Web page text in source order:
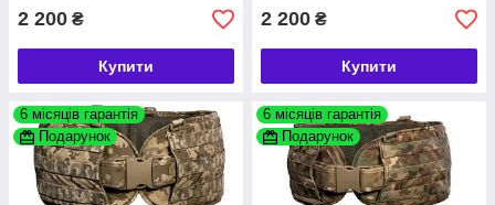
2 200 ₴
Купити
2 200 ₴
Купити
6 місяців гарантія
Подарунок
6 місяців гарантія
Подарунок